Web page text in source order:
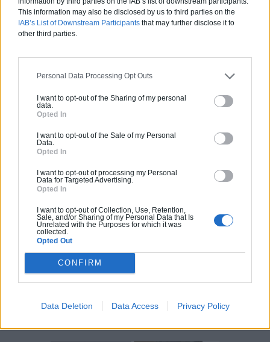
This information may also be disclosed by us to third parties on the
IAB’s List of Downstream Participants that may further disclose it to
other third parties.
Personal Data Processing Opt Outs
I want to opt-out of the Sharing of my personal
data.
Opted In
I want to opt-out of the Sale of my Personal
Data.
Opted In
I want to opt-out of processing my Personal
Data for Targeted Advertising.
Opted In
I want to opt-out of Collection, Use, Retention,
Sale, and/or Sharing of my Personal Data that Is
Unrelated with the Purposes for which it was
collected.
Opted Out
CONFIRM
Data Deletion Data Access Privacy Policy
Architecture
The Pierre : la villa nichée dans
Estimez gratuitement
votre projet